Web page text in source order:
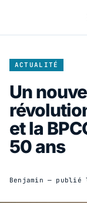
ACTUALITÉ
Un
et la
50 ans
Benjamin — publié